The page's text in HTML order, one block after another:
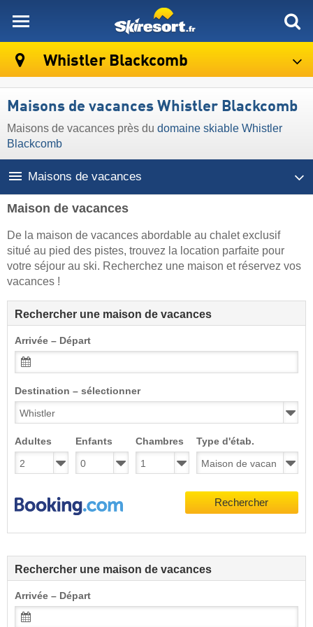
Whistler Blackcomb
Maisons de vacances Whistler Blackcomb
Maisons de vacances près du domaine skiable Whistler
Blackcomb
Maisons de vacances
Maison de vacances
De la maison de vacances abordable au chalet exclusif
situé au pied des pistes, trouvez la location parfaite pour
votre séjour au ski. Recherchez une maison et réservez vos
vacances !
Rechercher une maison de vacances
Arrivée – Départ
Destination – sélectionner
Adultes Enfants Chambres Type d'étab.
Rechercher
Rechercher une maison de vacances
Arrivée – Départ